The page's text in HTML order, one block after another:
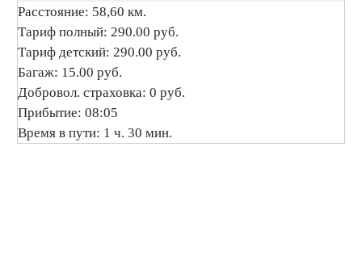
Расстояние: 58,60 км.
Тариф полный: 290.00 руб.
Тариф детский: 290.00 руб.
Багаж: 15.00 руб.
Добровол. страховка: 0 руб.
Прибытие: 08:05
Время в пути: 1 ч. 30 мин.